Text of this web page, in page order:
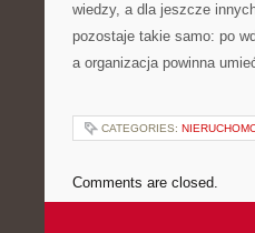
wiedzy, a dla jeszcze
pozostaje takie samo: po
a organizacja powinna
CATEGORIES:
Comments are closed.